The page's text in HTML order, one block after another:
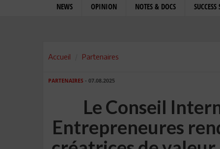
NEWS OPINION NOTES & DOCS SUCCESS
Accueil Partenaires
PARTENAIRES - 07.08.2025
Le Conseil
Entrepreneures